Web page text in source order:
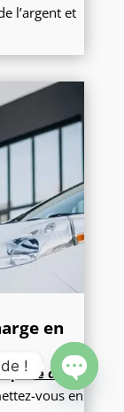
l’argent et
en
de
vous en
!
Open